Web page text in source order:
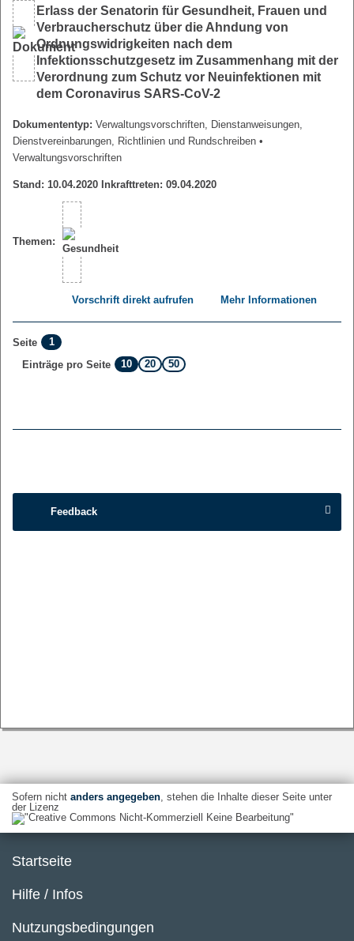
Erlass der Senatorin für Gesundheit, Frauen und
Verbraucherschutz über die Ahndung von
Ordnungswidrigkeiten nach dem
Infektionsschutzgesetz im Zusammenhang mit der
Verordnung zum Schutz vor Neuinfektionen mit
dem Coronavirus SARS-CoV-2
Dokumententyp: Verwaltungsvorschriften, Dienstanweisungen,
Dienstvereinbarungen, Richtlinien und Rundschreiben •
Verwaltungsvorschriften
Stand: 10.04.2020 Inkrafttreten: 09.04.2020
Themen:
Vorschrift direkt aufrufen Mehr Informationen
Seite
1
Einträge pro Seite
10 20 50
Feedback
Sofern nicht anders angegeben, stehen die Inhalte dieser Seite unter
der Lizenz
Startseite
Hilfe / Infos
Nutzungsbedingungen